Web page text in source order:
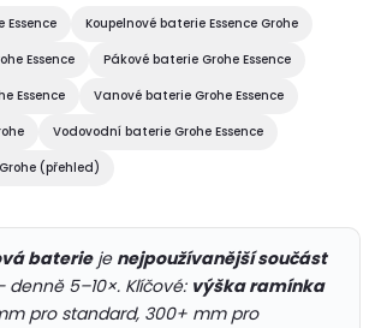
Essence
Koupelnové baterie Essence Grohe
Essence
Pákové baterie Grohe Essence
Essence
Vanové baterie Grohe Essence
Vodovodní baterie Grohe Essence
(přehled)
baterieje nejpoužívanější součást
5–10×. Klíčové: výška ramínka
pro standard, 300+ mm pro